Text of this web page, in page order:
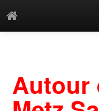
Mots-clés
Autour